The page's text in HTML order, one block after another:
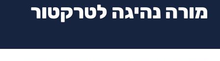
מורה נהיגה לטרקטור